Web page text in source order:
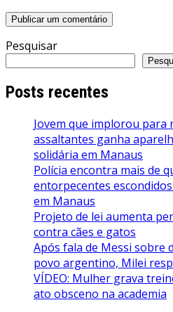
Pesquisar
Posts recentes
Jovem que implorou
assaltantes ganha
solidária em Manaus
Polícia encontra mais de
entorpecentes
em Manaus
Projeto de lei aumenta
contra cães e gatos
Após fala de Messi sobre
povo argentino, Milei
VÍDEO: Mulher grava
ato obsceno na academia